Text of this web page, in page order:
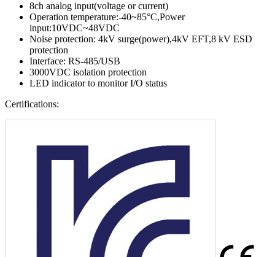
8ch analog input(voltage or current)
Operation temperature:-40~85°C,Power
input:10VDC~48VDC
Noise protection: 4kV surge(power),4kV EFT,8 kV ESD
protection
Interface: RS-485/USB
3000VDC isolation protection
LED indicator to monitor I/O status
Certifications: